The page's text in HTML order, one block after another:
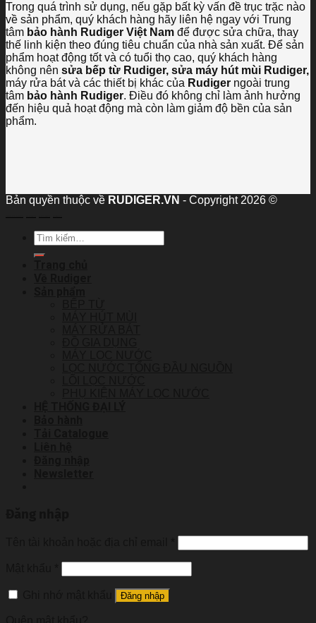
Trong quá trình sử dụng, nếu gặp bất kỳ vấn đề trục trặc nào
về sản phẩm, quý khách hàng hãy liên hệ ngay với Trung
tâm bảo hành Rudiger Việt Nam để được sửa chữa, thay
thế linh kiện theo đúng tiêu chuẩn của nhà sản xuất. Để sản
phẩm hoạt động tốt và có tuổi thọ cao, quý khách hàng
không nên sửa bếp từ Rudiger, sửa máy hút mùi Rudiger,
máy rửa bát và các thiết bị khác của Rudiger ngoài trung
tâm bảo hành Rudiger. Điều đó không chỉ làm ảnh hưởng
đến hiệu quả hoạt động mà còn làm giảm độ bền của sản
phẩm.
Bản quyền thuộc về RUDIGER.VN - Copyright 2026 ©
Tìm
kiếm:
Đăng nhập